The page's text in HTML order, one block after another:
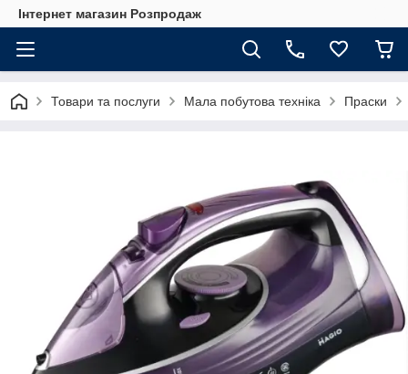
Інтернет магазин Розпродаж
Товари та послуги Мала побутова техніка Праски